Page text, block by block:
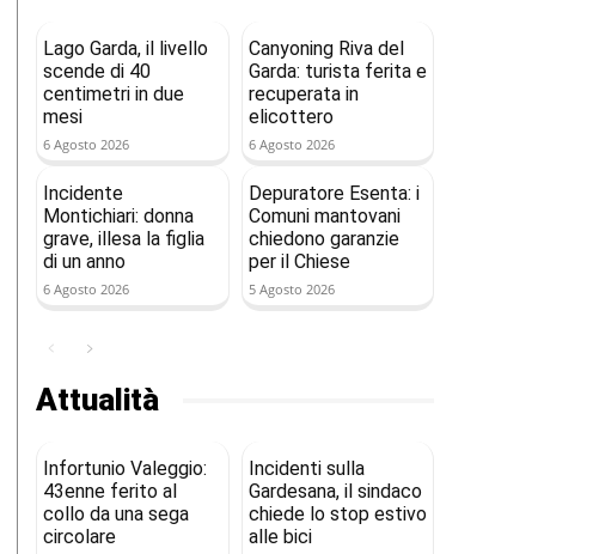
Lago Garda, il livello
scende di 40
centimetri in due
mesi
6 Agosto 2026
Canyoning Riva del
Garda: turista ferita e
recuperata in
elicottero
6 Agosto 2026
Incidente
Montichiari: donna
grave, illesa la figlia
di un anno
6 Agosto 2026
Depuratore Esenta: i
Comuni mantovani
chiedono garanzie
per il Chiese
5 Agosto 2026
Attualità
Infortunio Valeggio:
43enne ferito al
collo da una sega
circolare
Incidenti sulla
Gardesana, il sindaco
chiede lo stop estivo
alle bici